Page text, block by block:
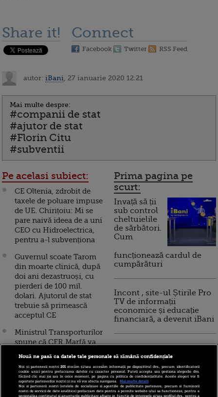
Share it! Connect
Facebook Twitter RSS Feed
autor: iBani , 27 ianuarie 2020 12:21
Mai multe despre:
#companii de stat
#ajutor de stat
#Florin Citu
#subventii
Pe acelasi subiect:
CE Oltenia, zdrobit de
taxele de poluare impuse
de UE. Chirițoiu: Mi se
pare naivă ideea de a uni
CEO cu Hidroelectrica,
pentru a-l subvenționa
Guvernul scoate Tarom
din moarte clinică, după
doi ani dezastruoși, cu
pierderi de 100 mil.
dolari. Ajutorul de stat
trebuie să primească
acceptul CE
Ministrul Transporturilor
spune că CFR Marfă va
deși trebuie să returneze
un ajutor de stat ilegal.
Directorul companiei și-
a dat demisia
Prima pagina pe
scurt:
Invață să ții
sub control
cheltuielile
de sărbători.
Cum
funcționează cardul de
cumpărături
Incont , site-ul Știrile Pro
TV de informații
economice și educație
financiară, a devenit iBani
financiare inteligente
Nouă ne pasă ca datele tale personale să rămână confidențiale
Noi și partenerii noștri201stocăm și/sau accesăm informații pe dispozitivul dvs., precum identificatorii
cookie unici pentru prelucrarea datelor cu caracter personal. Puteți accepta sau gestiona alegerile dvs.
făcând clic mai jos sau în orice moment, pe pagina cu politica de confidențialitate. Aceste alegeri vor fi
raportate partenerilor noștri și nu vă vor afecta navigarea.
Mai multe detalii
Noi si partenerii nostri (retelele de socializare si agentiile de publicitate partenere, precum si furnizorii
nostri de servicii de date analitice) prelucram date pentru a permite website-ului sa functioneze, pentru a
personaliza continutul si anunturile publicitare afisate in functie de interesele si/sau profilul dvs., pentru a